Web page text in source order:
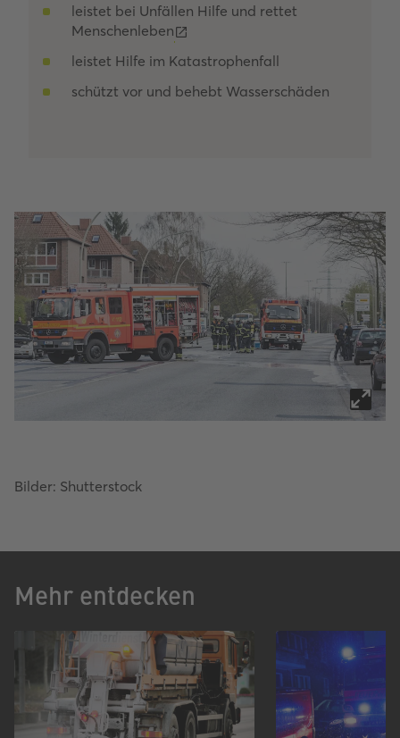
leistet bei Unfällen Hilfe und rettet
Menschenleben
leistet Hilfe im Katastrophenfall
schützt vor und behebt Wasserschäden
Bilder: Shutterstock
Mehr entdecken